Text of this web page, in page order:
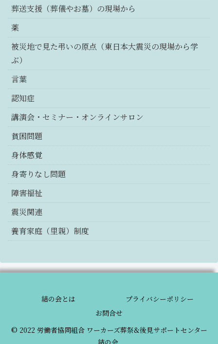
葬送支援（葬儀やお墓）の現場から
薬
被災地で見た弔いの原点（東日本大震災の現場から学
ぶ）
言葉
認知症
講演会・セミナー・オンラインサロン
貧困問題
身体感覚
身寄りなし問題
障害福祉
震災関連
養育家庭（里親）制度
結の会とは
プライバシーポリシー
お問合せ
© 2022 労働者協同組合 ワーカーズ葬祭&後見サポートセンター